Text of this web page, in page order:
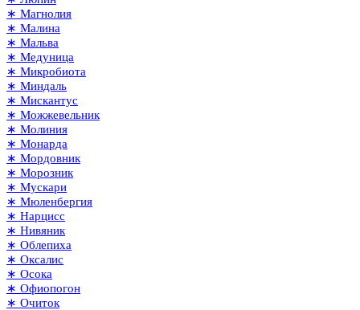
∗ Магнолия
∗ Малина
∗ Мальва
∗ Медуница
∗ Микробиота
∗ Миндаль
∗ Мискантус
∗ Можжевельник
∗ Молиния
∗ Монарда
∗ Мордовник
∗ Морозник
∗ Мускари
∗ Мюленбергия
∗ Нарцисс
∗ Нивяник
∗ Облепиха
∗ Оксалис
∗ Осока
∗ Офиопогон
∗ Очиток